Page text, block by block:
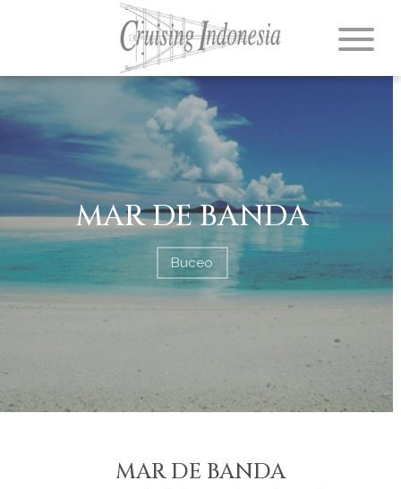
MAR DE BANDA
Buceo
MAR DE BANDA